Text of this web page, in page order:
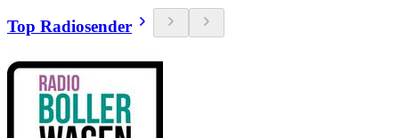
Top Radiosender